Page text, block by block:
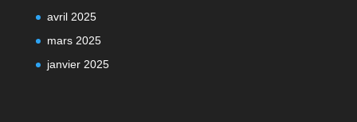
avril 2025
mars 2025
janvier 2025